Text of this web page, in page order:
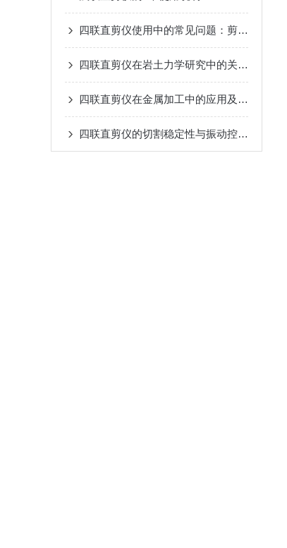
四联直剪仪使用中的常见问题：剪切盒变形、出力不均与校正
四联直剪仪在岩土力学研究中的关键作用
四联直剪仪在金属加工中的应用及性能评估
四联直剪仪的切割稳定性与振动控制方法